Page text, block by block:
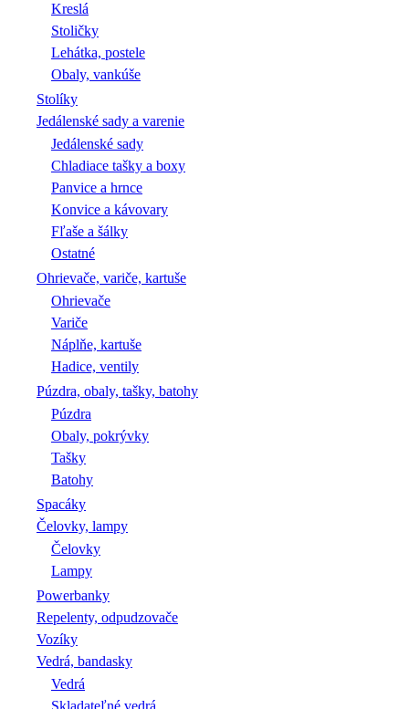
Kreslá
Stoličky
Lehátka, postele
Obaly, vankúše
Stolíky
Jedálenské sady a varenie
Jedálenské sady
Chladiace tašky a boxy
Panvice a hrnce
Konvice a kávovary
Fľaše a šálky
Ostatné
Ohrievače, variče, kartuše
Ohrievače
Variče
Náplňe, kartuše
Hadice, ventily
Púzdra, obaly, tašky, batohy
Púzdra
Obaly, pokrývky
Tašky
Batohy
Spacáky
Čelovky, lampy
Čelovky
Lampy
Powerbanky
Repelenty, odpudzovače
Vozíky
Vedrá, bandasky
Vedrá
Skladateľné vedrá